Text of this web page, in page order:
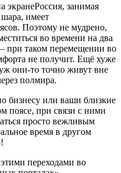
Россия, занимая
имеет
Поэтому не мудрено,
во времени на два
при таком перемещении во
не получит. Ещё хуже
они-то точно живут вне
полмира.
бизнесу или ваши близкие
поясе, при связи с ними
просто вежливым
время в другом
переходами во